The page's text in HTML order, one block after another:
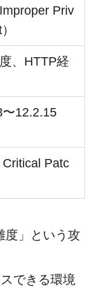
Priv
、HTTP経
12.2.15
Patc
度」という攻
できる環境